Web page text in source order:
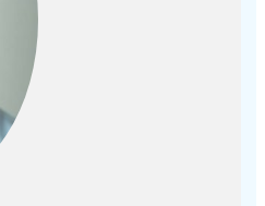
formation - Connectez-
vous à l'application
RENPHO Health via
Bluetooth, vous pouvez
contrôler les niveaux de
vitesse via l'application et
accéder à des cours vidéo